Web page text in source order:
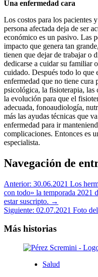
Una enfermedad cara
Los costos para los pacientes
persona afectada deja de ser
económico es un pasivo. Las
impacto que genera tan
tienen que dejar de trabajar o
dedicarse a cuidar su familiar
cuidado. Después todo lo que
enfermedad que no tiene cura
psicológica, la fisioterapia, las
la evolución para que el
adecuada, fonoaudiología,
más las ayudas técnicas que
enfermedad para ir
complicaciones. Entonces es
especialista.
Navegación de
Anterior: 30.06.2021 Los
con todo» la temporada 2021
estar suscripto. →
Siguiente: 02.07.2021 Foto
Más historias
Salud